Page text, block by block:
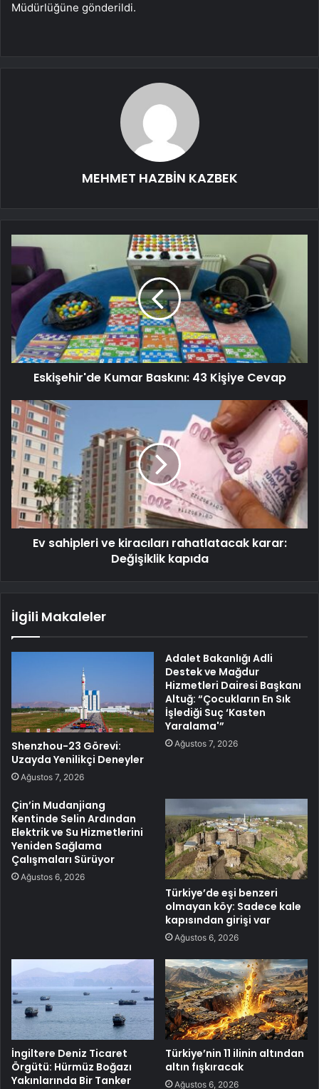
Müdürlüğüne gönderildi.
MEHMET HAZBİN KAZBEK
Eskişehir'de Kumar Baskını: 43 Kişiye Cevap
Ev sahipleri ve kiracıları rahatlatacak karar:
Değişiklik kapıda
İlgili Makaleler
Shenzhou-23 Görevi:
Uzayda Yenilikçi Deneyler
Ağustos 7, 2026
Adalet Bakanlığı Adli
Destek ve Mağdur
Hizmetleri Dairesi Başkanı
Altuğ: “Çocukların En Sık
İşlediği Suç ‘Kasten
Yaralama'”
Ağustos 7, 2026
Çin’in Mudanjiang
Kentinde Selin Ardından
Elektrik ve Su Hizmetlerini
Yeniden Sağlama
Çalışmaları Sürüyor
Ağustos 6, 2026
Türkiye’de eşi benzeri
olmayan köy: Sadece kale
kapısından girişi var
Ağustos 6, 2026
İngiltere Deniz Ticaret
Örgütü: Hürmüz Boğazı
Yakınlarında Bir Tanker
Türkiye’nin 11 ilinin altından
altın fışkıracak
Ağustos 6, 2026